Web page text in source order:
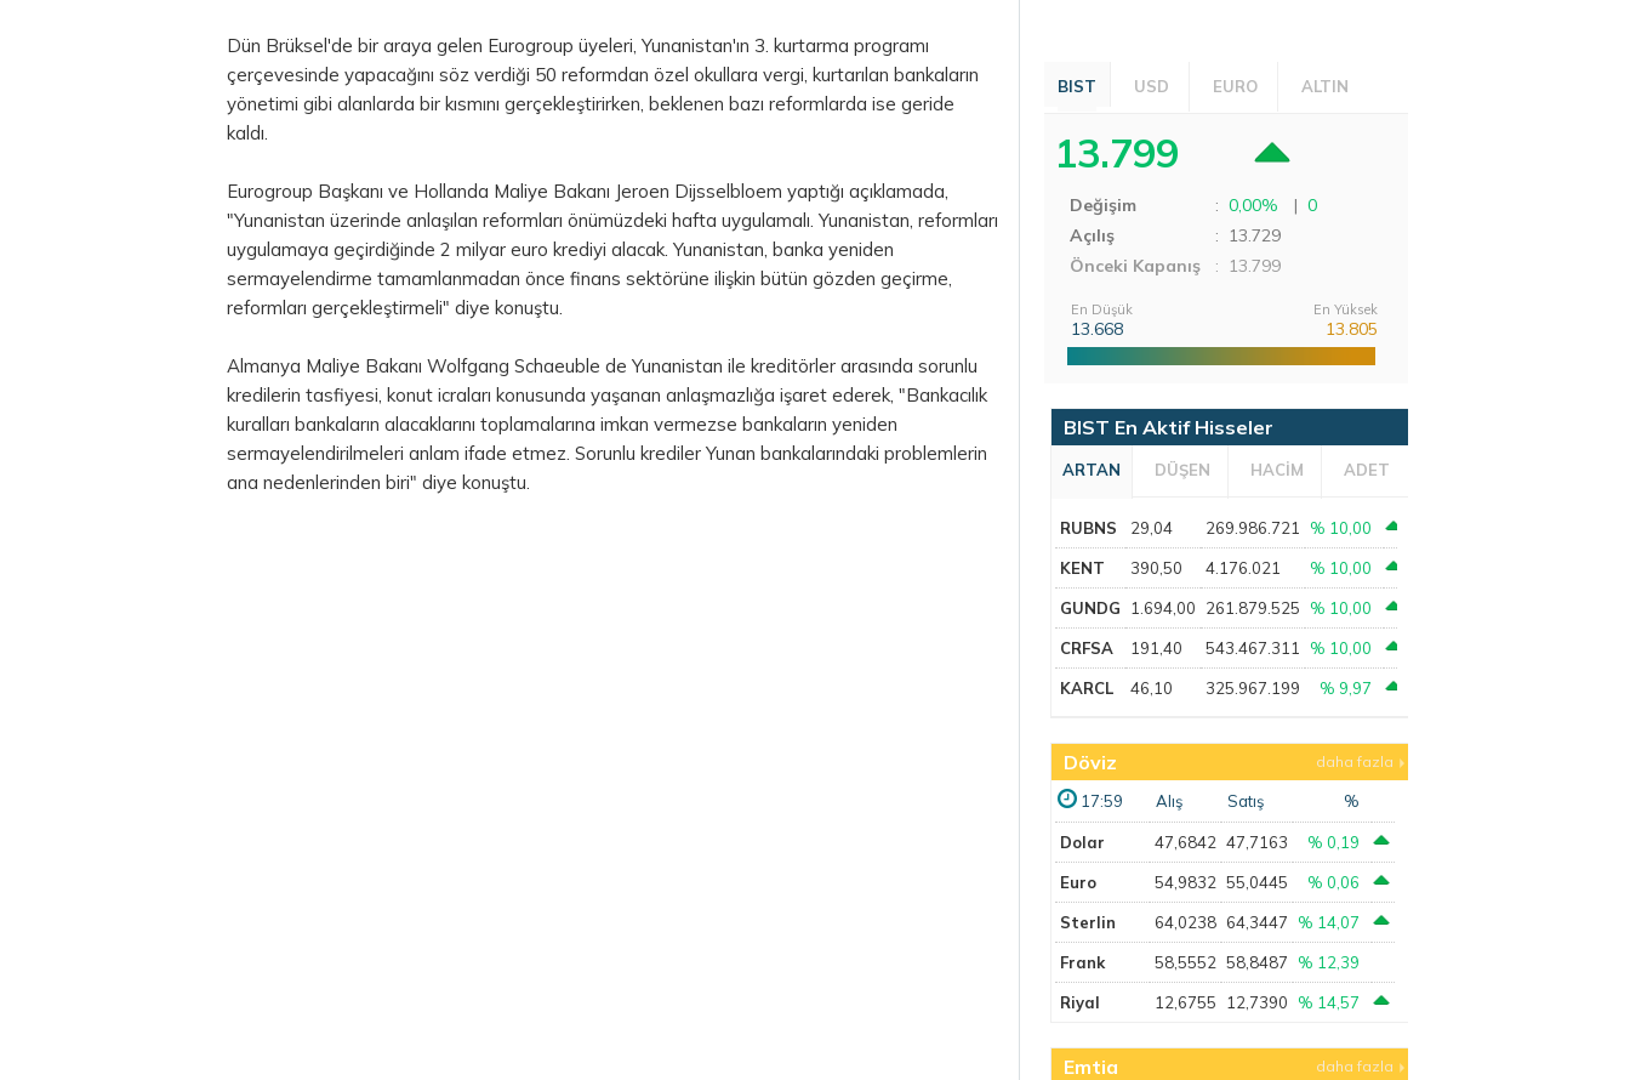
Dün Brüksel'de bir araya gelen Eurogroup üyeleri, Yunanistan'ın 3. kurtarma programı
çerçevesinde yapacağını söz verdiği 50 reformdan özel okullara vergi, kurtarılan bankaların
yönetimi gibi alanlarda bir kısmını gerçekleştirirken, beklenen bazı reformlarda ise geride
kaldı.
Eurogroup Başkanı ve Hollanda Maliye Bakanı Jeroen Dijsselbloem yaptığı açıklamada,
"Yunanistan üzerinde anlaşılan reformları önümüzdeki hafta uygulamalı. Yunanistan, reformları
uygulamaya geçirdiğinde 2 milyar euro krediyi alacak. Yunanistan, banka yeniden
sermayelendirme tamamlanmadan önce finans sektörüne ilişkin bütün gözden geçirme,
reformları gerçekleştirmeli" diye konuştu.
Almanya Maliye Bakanı Wolfgang Schaeuble de Yunanistan ile kreditörler arasında sorunlu
kredilerin tasfiyesi, konut icraları konusunda yaşanan anlaşmazlığa işaret ederek, "Bankacılık
kuralları bankaların alacaklarını toplamalarına imkan vermezse bankaların yeniden
sermayelendirilmeleri anlam ifade etmez. Sorunlu krediler Yunan bankalarındaki problemlerin
ana nedenlerinden biri" diye konuştu.
BIST USD EURO ALTIN
13.799
Değişim : 0,00% | 0
Açılış
: 13.729
Önceki Kapanış
: 13.799
En Düşük
13.668
En Yüksek
13.805
BIST En Aktif Hisseler
ARTAN DÜŞEN HACİM ADET
RUBNS 29,04 269.986.721 % 10,00
KENT 390,50 4.176.021 % 10,00
GUNDG 1.694,00 261.879.525 % 10,00
CRFSA 191,40 543.467.311 % 10,00
KARCL 46,10 325.967.199 % 9,97
Döviz daha fazla
17:59 Alış Satış %
Dolar 47,6842 47,7163 % 0,19
Euro 54,9832 55,0445 % 0,06
Sterlin 64,0238 64,3447 % 14,07
Frank 58,5552 58,8487 % 12,39
Riyal 12,6755 12,7390 % 14,57
Emtia daha fazla